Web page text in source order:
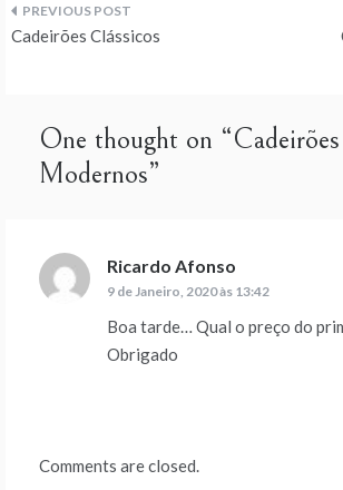
Navegação
artigos
Cadeirões Clássicos
One thought on “Cadeirões
Modernos”
Ricardo Afonso
9 de Janeiro, 2020 às 13:42
Boa tarde… Qual o preço do
Obrigado
Comments are closed.